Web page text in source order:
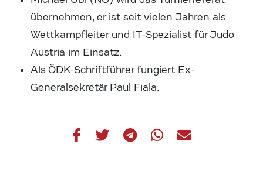
übernehmen, er ist seit vielen Jahren als
Wettkampfleiter und IT-Spezialist für Judo
Austria im Einsatz.
Als ÖDK-Schriftführer fungiert Ex-
Generalsekretär Paul Fiala.